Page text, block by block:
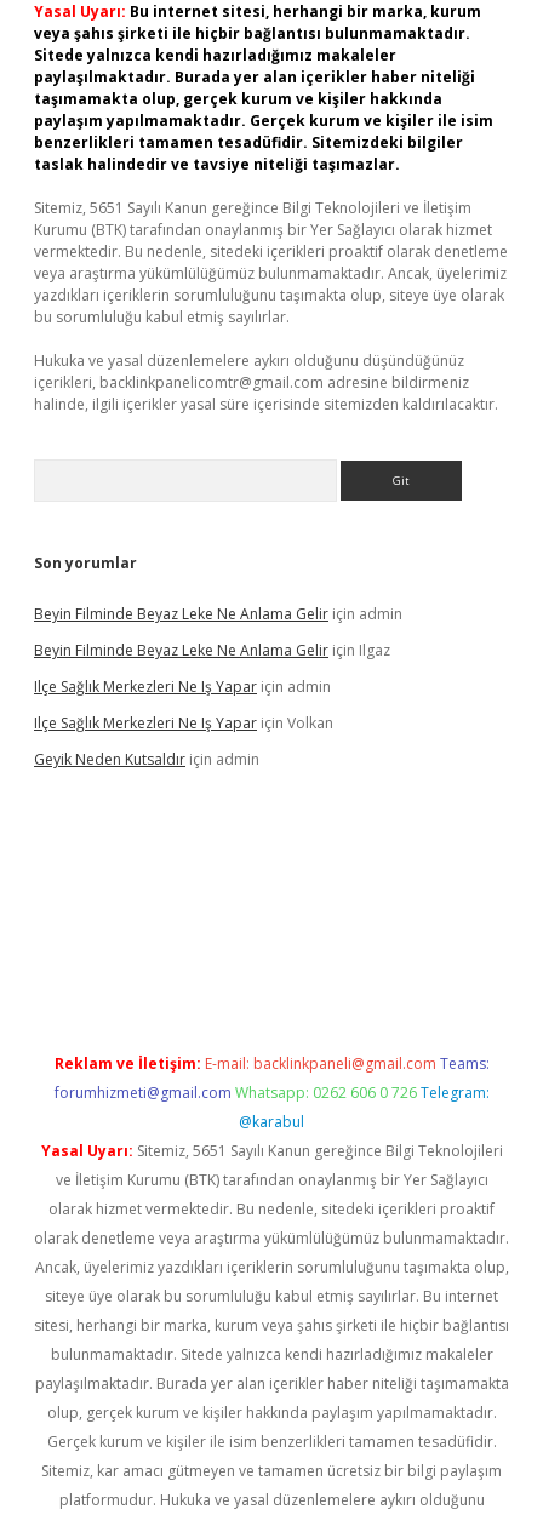
Yasal Uyarı: Bu internet sitesi, herhangi bir marka, kurum
veya şahıs şirketi ile hiçbir bağlantısı bulunmamaktadır.
Sitede yalnızca kendi hazırladığımız makaleler
paylaşılmaktadır. Burada yer alan içerikler haber niteliği
taşımamakta olup, gerçek kurum ve kişiler hakkında
paylaşım yapılmamaktadır. Gerçek kurum ve kişiler ile isim
benzerlikleri tamamen tesadüfidir. Sitemizdeki bilgiler
taslak halindedir ve tavsiye niteliği taşımazlar.
Sitemiz, 5651 Sayılı Kanun gereğince Bilgi Teknolojileri ve İletişim
Kurumu (BTK) tarafından onaylanmış bir Yer Sağlayıcı olarak hizmet
vermektedir. Bu nedenle, sitedeki içerikleri proaktif olarak denetleme
veya araştırma yükümlülüğümüz bulunmamaktadır. Ancak, üyelerimiz
yazdıkları içeriklerin sorumluluğunu taşımakta olup, siteye üye olarak
bu sorumluluğu kabul etmiş sayılırlar.
Hukuka ve yasal düzenlemelere aykırı olduğunu düşündüğünüz
içerikleri, backlinkpanelicomtr@gmail.com adresine bildirmeniz
halinde, ilgili içerikler yasal süre içerisinde sitemizden kaldırılacaktır.
Son yorumlar
Beyin Filminde Beyaz Leke Ne Anlama Gelir için admin
Beyin Filminde Beyaz Leke Ne Anlama Gelir için Ilgaz
Ilçe Sağlık Merkezleri Ne Iş Yapar için admin
Ilçe Sağlık Merkezleri Ne Iş Yapar için Volkan
Geyik Neden Kutsaldır için admin
Reklam ve İletişim: E-mail: backlinkpaneli@gmail.com Teams:
forumhizmeti@gmail.com Whatsapp: 0262 606 0 726 Telegram:
@karabul
Yasal Uyarı: Sitemiz, 5651 Sayılı Kanun gereğince Bilgi Teknolojileri
ve İletişim Kurumu (BTK) tarafından onaylanmış bir Yer Sağlayıcı
olarak hizmet vermektedir. Bu nedenle, sitedeki içerikleri proaktif
olarak denetleme veya araştırma yükümlülüğümüz bulunmamaktadır.
Ancak, üyelerimiz yazdıkları içeriklerin sorumluluğunu taşımakta olup,
siteye üye olarak bu sorumluluğu kabul etmiş sayılırlar. Bu internet
sitesi, herhangi bir marka, kurum veya şahıs şirketi ile hiçbir bağlantısı
bulunmamaktadır. Sitede yalnızca kendi hazırladığımız makaleler
paylaşılmaktadır. Burada yer alan içerikler haber niteliği taşımamakta
olup, gerçek kurum ve kişiler hakkında paylaşım yapılmamaktadır.
Gerçek kurum ve kişiler ile isim benzerlikleri tamamen tesadüfidir.
Sitemiz, kar amacı gütmeyen ve tamamen ücretsiz bir bilgi paylaşım
platformudur. Hukuka ve yasal düzenlemelere aykırı olduğunu